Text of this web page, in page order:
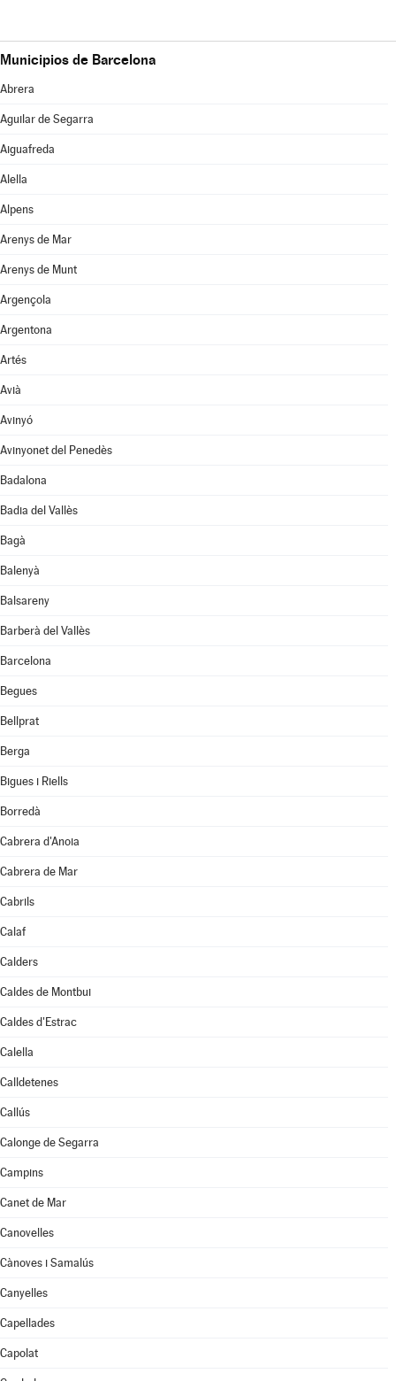
Municipios de Barcelona
Abrera
Aguilar de Segarra
Aiguafreda
Alella
Alpens
Arenys de Mar
Arenys de Munt
Argençola
Argentona
Artés
Avià
Avinyó
Avinyonet del Penedès
Badalona
Badia del Vallès
Bagà
Balenyà
Balsareny
Barberà del Vallès
Barcelona
Begues
Bellprat
Berga
Bigues i Riells
Borredà
Cabrera d'Anoia
Cabrera de Mar
Cabrils
Calaf
Calders
Caldes de Montbui
Caldes d'Estrac
Calella
Calldetenes
Callús
Calonge de Segarra
Campins
Canet de Mar
Canovelles
Cànoves i Samalús
Canyelles
Capellades
Capolat